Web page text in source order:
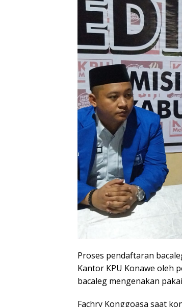
Proses pendaftaran
Kantor KPU Konawe oleh
bacaleg mengenakan
Fachry Konggoasa saat